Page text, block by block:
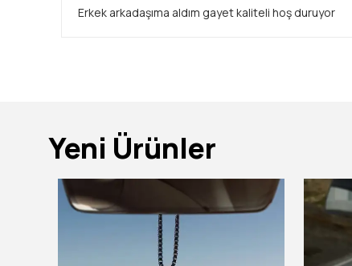
Erkek arkadaşıma aldım gayet kaliteli hoş duruyor
Yeni Ürünler